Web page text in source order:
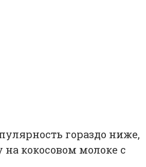
гораздо ниже,
кокосовом молоке с